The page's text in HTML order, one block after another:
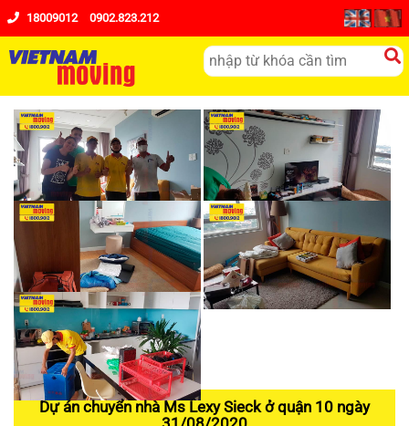
18009012 0902.823.212
Dự án chuyển nhà Ms Lexy Sieck ở quận 10 ngày